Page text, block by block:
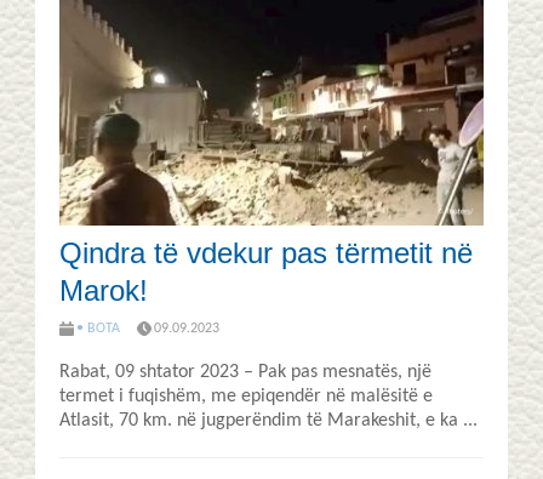
Qindra të vdekur pas tërmetit në
Marok!
• BOTA 09.09.2023
Rabat, 09 shtator 2023 – Pak pas mesnatës, një
termet i fuqishëm, me epiqendër në malësitë e
Atlasit, 70 km. në jugperëndim të Marakeshit, e ka ...